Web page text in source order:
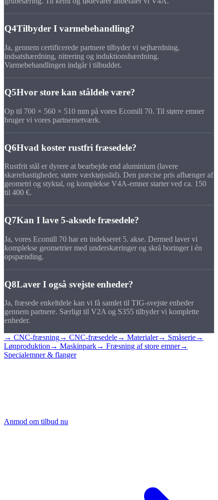
Q4Tilbyder I varmebehandling?
Ja, gennem certificerede partnere tilbyder vi sejhærdning,
indsatshærdning, nitrering og induktionshærdning.
Varmebehandlingen indgår i tilbuddet.
Q5Hvor store kan ståldele være?
Op til 700 × 560 × 510 mm på vores Ecomill 70. Til større emner
bruger vi vores partnernetværk.
Q6Hvad koster rustfri fræsedele?
Rustfrit stål er dyrere at bearbejde end aluminium (lavere
skærehastigheder, større værktøjsslid). Den præcise pris afhænger af
geometri og styktal, og komplekse V4A-emner starter ved ca. 150
til 400 €.
Q7Kan I lave 5-aksede fræsedele?
Ja, vores Ecomill 70 har en indekseret 5. akse. Dermed laver vi
komplekse geometrier med underskæringer og skrå boringer i én
opspænding.
Q8Laver I også svejste enheder?
Ja, fræsede enkeltdele kan vi få samlet til TIG-svejste enheder
gennem partnere. Særligt til V2A og S355 tilbyder vi komplette
enheder.
→ CNC-fræsning→ CNC-fræsedele→ Materialer→ Småserie→
Lønproduktion → Maskinpark→ Fræsning af store emner→
Specialemner & flanger
Anmod om tilbud nu